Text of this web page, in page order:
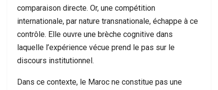
comparaison directe. Or, une compétition
internationale, par nature transnationale, échappe à ce
contrôle. Elle ouvre une brèche cognitive dans
laquelle l’expérience vécue prend le pas sur le
discours institutionnel.
Dans ce contexte, le Maroc ne constitue pas une